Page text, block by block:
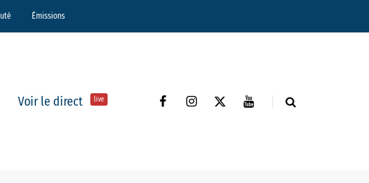
Émissions
Voir le direct live